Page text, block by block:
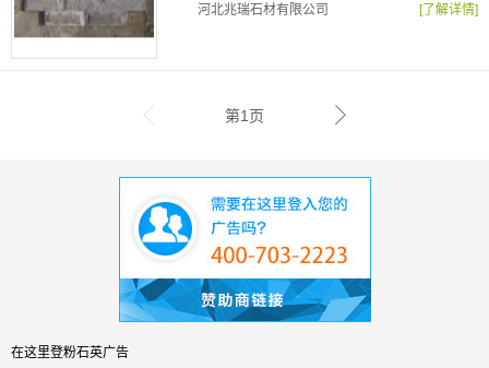
河北兆瑞石材有限公司
[了解详情]
第1页
在这里登粉石英广告